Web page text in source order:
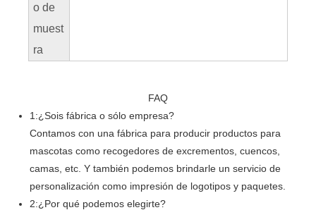
o de
muest
ra
FAQ
1:¿Sois fábrica o sólo empresa?
Contamos con una fábrica para producir productos para
mascotas como recogedores de excrementos, cuencos,
camas, etc. Y también podemos brindarle un servicio de
personalización como impresión de logotipos y paquetes.
2:¿Por qué podemos elegirte?